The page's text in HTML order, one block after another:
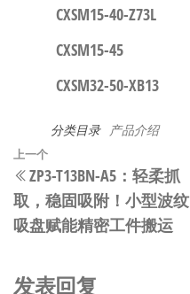
CXSM15-40-Z73L
CXSM15-45
CXSM32-50-XB13
分类目录 产品介绍
文
章
导
上
一
篇
文
上一个
ZP3-T13BN-A5：轻柔抓
取，稳固吸附！小型波纹
吸盘赋能精密工件搬运
发表回复